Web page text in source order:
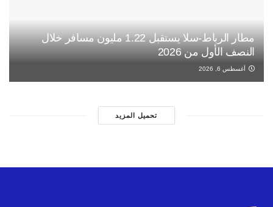
مطار الرباط-سلا يستقبل 1.22 مليون مسافر خلال
النصف الأول من 2026
أغسطس 6, 2026
تحميل المزيد